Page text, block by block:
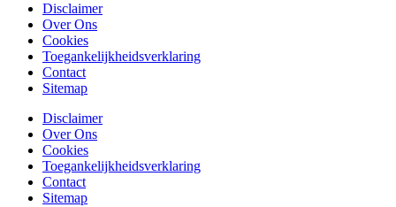
Disclaimer
Over Ons
Cookies
Toegankelijkheidsverklaring
Contact
Sitemap
Disclaimer
Over Ons
Cookies
Toegankelijkheidsverklaring
Contact
Sitemap